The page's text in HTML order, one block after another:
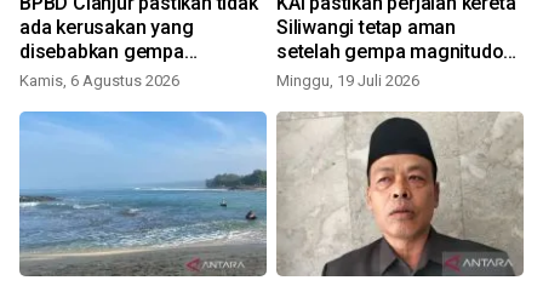
ada kerusakan yang
disebabkan gempa
Pangandaran
Kamis, 6 Agustus 2026
Siliwangi tetap aman
setelah gempa magnitudo
4.9 Sukabumi
Minggu, 19 Juli 2026